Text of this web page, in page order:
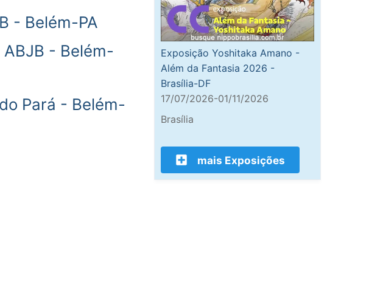
- Belém-PA
- Belém-
Pará - Belém-
Exposição Yoshitaka Amano -
Além da Fantasia 2026 -
Brasília-DF
17/07/2026-01/11/2026
Brasília
mais Exposições